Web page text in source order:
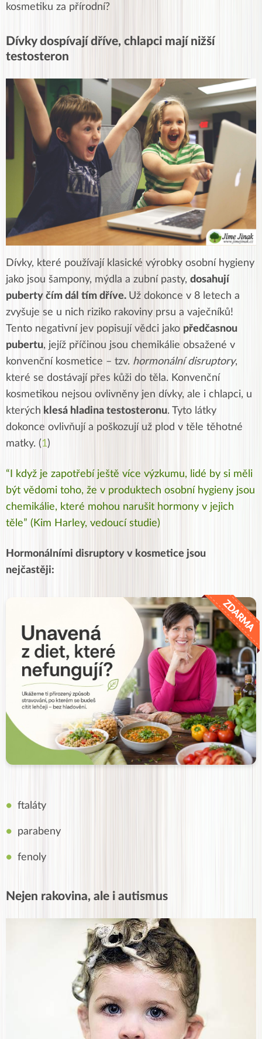
kosmetiku za přírodní?
Dívky dospívají dříve, chlapci mají nižší
testosteron
Dívky, které používají klasické výrobky osobní hygieny
jako jsou šampony, mýdla a zubní pasty, dosahují
puberty čím dál tím dříve. Už dokonce v 8 letech a
zvyšuje se u nich riziko rakoviny prsu a vaječníků!
Tento negativní jev popisují vědci jako předčasnou
pubertu, jejíž příčinou jsou chemikálie obsažené v
konvenční kosmetice – tzv. hormonální disruptory,
které se dostávají přes kůži do těla. Konvenční
kosmetikou nejsou ovlivněny jen dívky, ale i chlapci, u
kterých klesá hladina testosteronu. Tyto látky
dokonce ovlivňují a poškozují už plod v těle těhotné
matky. (1)
“I když je zapotřebí ještě více výzkumu, lidé by si měli
být vědomi toho, že v produktech osobní hygieny jsou
chemikálie, které mohou narušit hormony v jejich
těle” ( Kim Harley, vedoucí studie)
Hormonálními disruptory v kosmetice jsou
nejčastěji:
ftaláty
parabeny
fenoly
Nejen rakovina, ale i autismus